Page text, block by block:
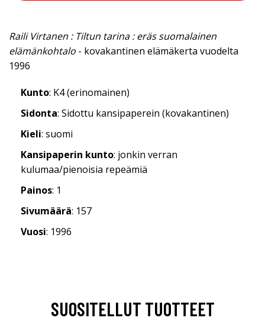
Raili Virtanen : Tiltun tarina : eräs suomalainen
elämänkohtalo - kovakantinen elämäkerta vuodelta
1996
Kunto: K4 (erinomainen)
Sidonta: Sidottu kansipaperein (kovakantinen)
Kieli: suomi
Kansipaperin kunto: jonkin verran
kulumaa/pienoisia repeämiä
Painos: 1
Sivumäärä: 157
Vuosi: 1996
SUOSITELLUT TUOTTEET